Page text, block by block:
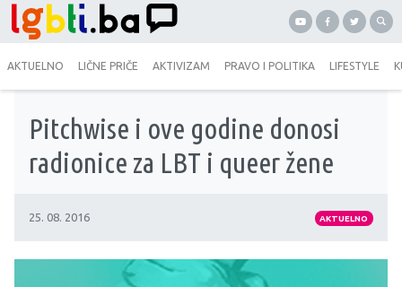
AKTUELNO LIČNE PRIČE AKTIVIZAM PRAVO I POLITIKA LIFESTYLE
Pitchwise i ove godine donosi
radionice za LBT i queer žene
25. 08. 2016 AKTUELNO